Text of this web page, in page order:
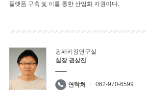
플랫폼 구축 및 이를 통한 산업화 지원이다.
광패키징연구실
실장 권상진
연락처 062-970-6599